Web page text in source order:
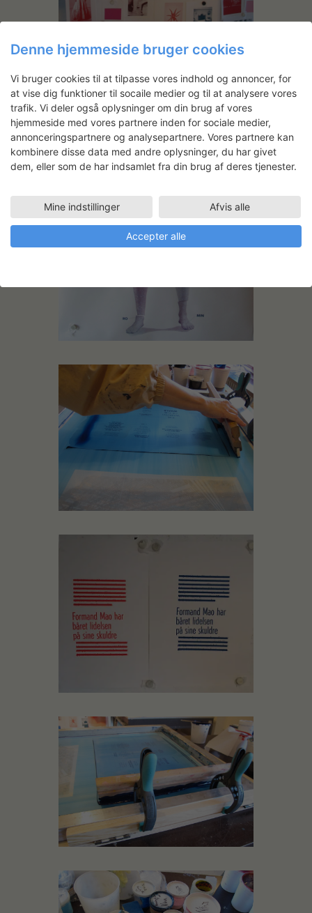
Denne hjemmeside bruger cookies
Vi bruger cookies til at tilpasse vores indhold og annoncer, for
at vise dig funktioner til socaile medier og til at analysere vores
trafik. Vi deler også oplysninger om din brug af vores
hjemmeside med vores partnere inden for sociale medier,
annonceringspartnere og analysepartnere. Vores partnere kan
kombinere disse data med andre oplysninger, du har givet
dem, eller som de har indsamlet fra din brug af deres tjenester.
Mine indstillinger Afvis alle
Accepter alle